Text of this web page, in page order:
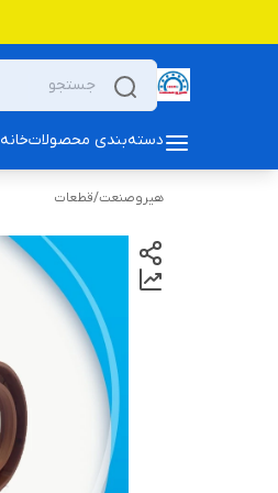
دسته‌بندی محصولاتخانه
هیروصنعت/قطعات